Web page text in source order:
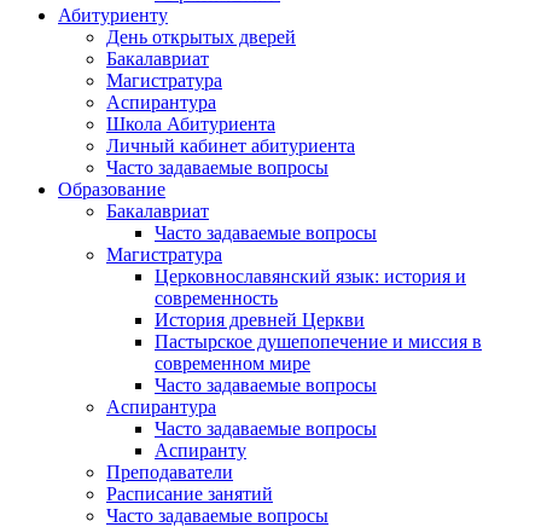
Абитуриенту
День открытых дверей
Бакалавриат
Магистратура
Аспирантура
Школа Абитуриента
Личный кабинет абитуриента
Часто задаваемые вопросы
Образование
Бакалавриат
Часто задаваемые вопросы
Магистратура
Церковнославянский язык: история и
современность
История древней Церкви
Пастырское душепопечение и миссия в
современном мире
Часто задаваемые вопросы
Аспирантура
Часто задаваемые вопросы
Аспиранту
Преподаватели
Расписание занятий
Часто задаваемые вопросы